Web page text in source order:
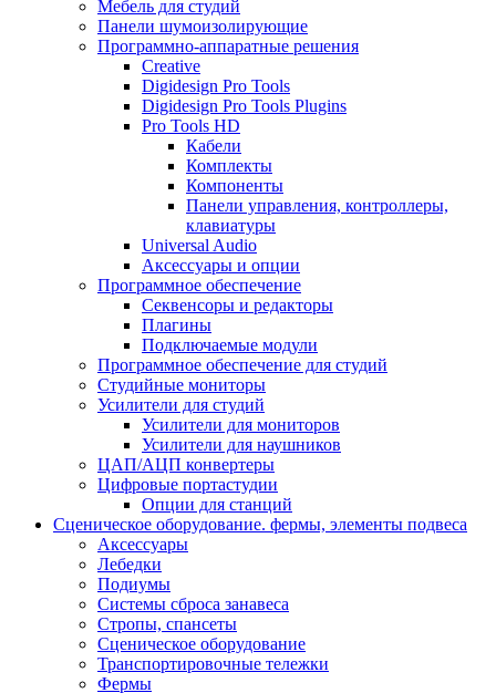
Мебель для студий
Панели шумоизолирующие
Программно-аппаратные решения
Creative
Digidesign Pro Tools
Digidesign Pro Tools Plugins
Pro Tools HD
Кабели
Комплекты
Компоненты
Панели управления, контроллеры,
клавиатуры
Universal Audio
Аксессуары и опции
Программное обеспечение
Cеквенсоры и редакторы
Плагины
Подключаемые модули
Программное обеспечение для студий
Студийные мониторы
Усилители для студий
Усилители для мониторов
Усилители для наушников
ЦАП/АЦП конвертеры
Цифровые портастудии
Опции для станций
Сценическое оборудование. фермы, элементы подвеса
Аксессуары
Лебедки
Подиумы
Системы сброса занавеса
Стропы, спансеты
Сценическое оборудование
Транспортировочные тележки
Фермы